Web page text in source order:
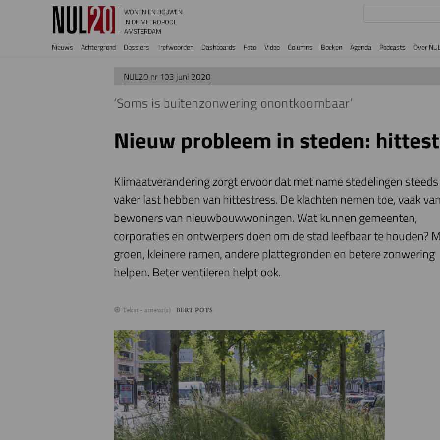
Overslaan en naar de inhoud gaan
WONEN EN BOUWEN
IN DE METROPOOL
AMSTERDAM
Hoofdnavigatie
Nieuws Achtergrond Dossiers Trefwoorden Dashboards Foto Video Columns Boeken Agenda Podcasts Over
NUL20 nr 103 juni 2020
‘Soms is buitenzonwering onontkoombaar’
Nieuw probleem in steden:
Klimaatverandering zorgt ervoor dat met name stedelingen steeds
vaker last hebben van hittestress. De klachten nemen toe, vaak
bewoners van nieuwbouwwoningen. Wat kunnen gemeenten,
corporaties en ontwerpers doen om de stad leefbaar te houden?
groen, kleinere ramen, andere plattegronden en betere zonwering
helpen. Beter ventileren helpt ook.
Tekst - auteur(s) BERT POTS